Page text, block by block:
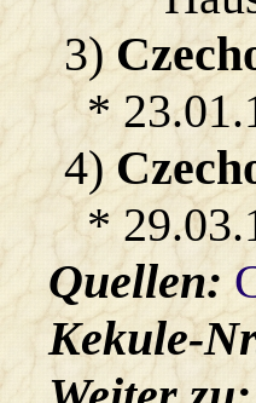
3)
*
4)
*
Quellen:
Kekule-